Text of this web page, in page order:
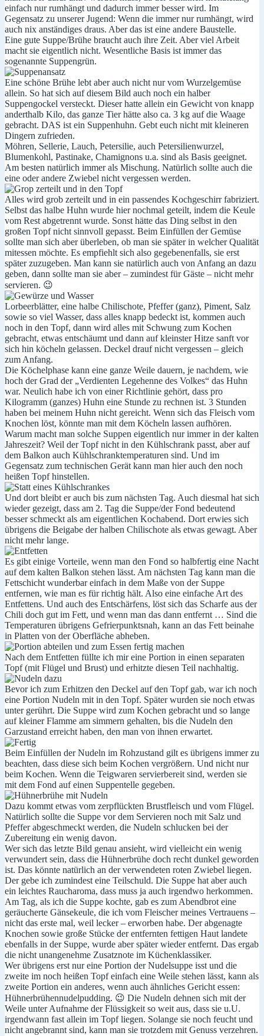
einfach nur rumhängt und dadurch immer besser wird. Im
Gegensatz zu unserer Jugend: Wenn die immer nur rumhängt, wird
auch nix anständiges draus. Aber das ist eine andere Baustelle.
Eine gute Suppe/Brühe braucht auch ihre Zeit. Aber viel Arbeit
macht sie eigentlich nicht. Wesentliche Basis ist immer das
sogenannte Suppengrün.
Eine schöne Brühe lebt aber auch nicht nur vom Wurzelgemüse
allein. So hat sich auf diesem Bild auch noch ein halber
Suppengockel versteckt. Dieser hatte allein ein Gewicht von knapp
anderthalb Kilo, das ganze Tier hätte also ca. 3 kg auf die Waage
gebracht. DAS ist ein Suppenhuhn. Gebt euch nicht mit kleineren
Dingern zufrieden.
Möhren, Sellerie, Lauch, Petersilie, auch Petersilienwurzel,
Blumenkohl, Pastinake, Chamignons u.a. sind als Basis geeignet.
Am besten natürlich immer als Mischung. Natürlich sollte auch die
eine oder andere Zwiebel nicht vergessen werden.
Alles wird grob zerteilt und in ein passendes Kochgeschirr fabriziert.
Selbst das halbe Huhn wurde hier nochmal geteilt, indem die Keule
vom Rest abgetrennt wurde. Sonst hätte das Ding selbst in den
großen Topf nicht sinnvoll gepasst. Beim Einfüllen der Gemüse
sollte man sich aber überleben, ob man sie später in welcher Qualität
mitessen möchte. Es empfiehlt sich also gegebenenfalls, sie erst
später zuzugeben. Man kann sie natürlich auch von Anfang an dazu
geben, dann sollte man sie aber – zumindest für Gäste – nicht mehr
servieren. 😉
Lorbeerblätter, eine halbe Chilischote, Pfeffer (ganz), Piment, Salz
sowie so viel Wasser, dass alles knapp bedeckt ist, kommen auch
noch in den Topf, dann wird alles mit Schwung zum Kochen
gebracht, etwas entschäumt und dann auf kleinster Hitze sanft vor
sich hin köcheln gelassen. Deckel drauf nicht vergessen – gleich
zum Anfang.
Die Köchelphase kann eine ganze Weile dauern, je nachdem, wie
hoch der Grad der „Verdienten Legehenne des Volkes“ das Huhn
war. Neulich habe ich von einer Richtlinie gehört, dass pro
Kilogramm (ganzes) Huhn eine Stunde zu rechnen ist. 3 Stunden
haben bei meinem Huhn nicht gereicht. Wenn sich das Fleisch vom
Knochen löst, könnte man mit dem Köcheln lassen aufhören.
Warum macht man solche Suppen eigentlich nur immer in der kalten
Jahreszeit? Weil der Topf nicht in den Kühlschrank passt, aber auf
dem Balkon auch Kühlschranktemperaturen sind. Und im
Gegensatz zum technischen Gerät kann man hier auch den noch
heißen Topf hinstellen.
Und dort bleibt er auch bis zum nächsten Tag. Auch diesmal hat sich
wieder gezeigt, dass am 2. Tag die Suppe/der Fond bedeutend
besser schmeckt als am eigentlichen Kochabend. Dort erwies sich
übrigens die Beigabe der halben Chilischote als etwas gewagt. Aber
nicht mehr lange.
Es gibt einige Vorteile, wenn man den Fond so halbfertig eine Nacht
auf dem kalten Balkon stehen lässt. Am nächsten Tag kann man die
Fettschicht wunderbar einfach in dem Maße von der Suppe
entfernen, wie man es für richtig hält. Also eine einfache Art des
Entfettens. Und auch des Entschärfens, löst sich das Scharfe aus der
Chili doch gut im Fett, und wenn man das dann entfernt … Sind die
Temperaturen übrigens Gefrierpunktsnah, kann an das Fett beinahe
in Platten von der Oberfläche abheben.
Nach dem Entfetten füllte ich mir eine Portion in einen separaten
Topf (mit Flügel und Brust) und erhitzte diesen Teil nachhaltig.
Bevor ich zum Erhitzen den Deckel auf den Topf gab, war ich noch
eine Portion Nudeln mit in den Topf. Später wurden sie noch etwas
unter gerührt. Die Suppe wird zum Kochen gebracht und so lange
auf kleiner Flamme am simmern gehalten, bis die Nudeln den
Garzustand erreicht haben, den man von ihnen erwartet.
Beim Einfüllen der Nudeln im Rohzustand gilt es übrigens immer zu
beachten, dass diese sich beim Kochen vergrößern. Und nicht nur
beim Kochen. Wenn die Teigwaren servierbereit sind, werden sie
mit dem Fond auf einen Suppentelle gegeben.
Dazu kommt etwas vom zerpflückten Brustfleisch und vom Flügel.
Natürlich sollte die Suppe vor dem Servieren noch mit Salz und
Pfeffer abgeschmeckt werden, die Nudeln schlucken bei der
Zubereitung ein wenig davon.
Wer sich das letzte Bild genau ansieht, wird vielleicht ein wenig
verwundert sein, dass die Hühnerbrühe doch recht dunkel geworden
ist. Das könnte natürlich an der verwendeten roten Zwiebel liegen.
Der gebe ich zumindest eine Teilschuld. Die Suppe hat aber auch
ein leichtes Raucharoma, dass muss ja auch irgendwo herkommen.
Am Tag, als ich die Suppe kochte, gab es zum Abendbrot eine
geräucherte Gänsekeule, die ich vom Fleischer meines Vertrauens –
nicht das erste mal, weil lecker – erworben habe. Der abgenagte
Knochen sowie große Stücke der entfernten fettigen Haut landete
ebenfalls in der Suppe, wurde aber später wieder entfernt. Das ergab
die nicht unangenehme Zusatznote im Küchenklassiker.
Wer übrigens erst nur eine Portion der Nudelsuppe isst und die
zweite im noch heißen Topf einfach eine Weile stehen lässt, kann als
zweite Portion ein anderes, wenn auch ähnliches Gericht essen:
Hühnerbrühennudelpudding. 😉 Die Nudeln dehnen sich mit der
Weile unter Aufnahme der Flüssigkeit so weit aus, dass sie u.U.
irgendwann fast allein im Topf liegen. Solange sie noch feucht und
nicht angebrannt sind, kann man sie trotzdem mit Genuss verzehren.